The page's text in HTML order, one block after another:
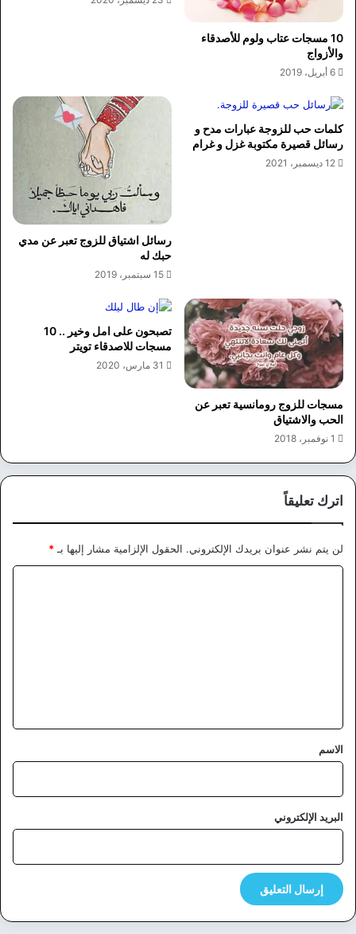
10 مسجات عتاب ولوم للأصدقاء
والأزواج
6 أبريل، 2019
كلمات حب للزوجة عبارات مدح و
رسائل قصيرة مكتوبة غزل و غرام
12 ديسمبر، 2021
رسائل اشتياق للزوج تعبر عن مدي
حبك له
15 سبتمبر، 2019
مسجات للزوج رومانسية تعبر عن
الحب والاشتياق
1 نوفمبر، 2018
تصبحون على امل وخير .. 10
مسجات للاصدقاء تويتر
31 مارس، 2020
اترك تعليقاً
لن يتم نشر عنوان بريدك الإلكتروني. الحقول الإلزامية مشار إليها بـ *
*
الاسم
البريد الإلكتروني